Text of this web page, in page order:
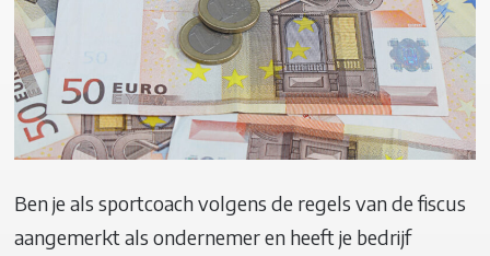
Ben je als sportcoach volgens de regels van de fiscus
aangemerkt als ondernemer en heeft je bedrijf